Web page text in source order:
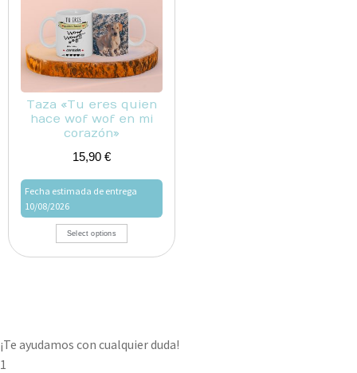
Taza «Tu eres quien
hace wof wof en mi
corazón»
15,90 €
Fecha estimada de entrega
10/08/2026
Select options
¡Te ayudamos con cualquier duda!
1